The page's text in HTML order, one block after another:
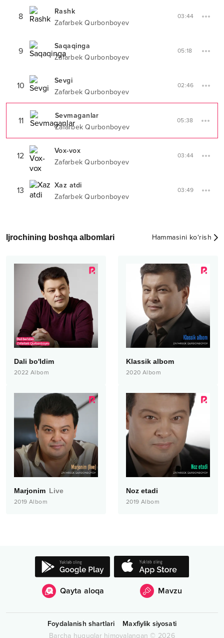
8
Rashk
Zafarbek Qurbonboyev
03:44
9
Saqaqinga
Zafarbek Qurbonboyev
05:18
10
Sevgi
Zafarbek Qurbonboyev
02:46
11
Sevmaganlar
Zafarbek Qurbonboyev
05:38
12
Vox-vox
Zafarbek Qurbonboyev
03:44
13
Xaz atdi
Zafarbek Qurbonboyev
03:49
Ijrochining boshqa albomlari Hammasini ko‘rish
Dali bo'ldim
2022 Albom
Klassik albom
2020 Albom
Marjonim Live
2019 Albom
Noz etadi
2019 Albom
Qayta aloqa Mavzu
Foydalanish shartlari
Maxfiylik siyosati
Barcha huquqlar himoyalangan © 2026